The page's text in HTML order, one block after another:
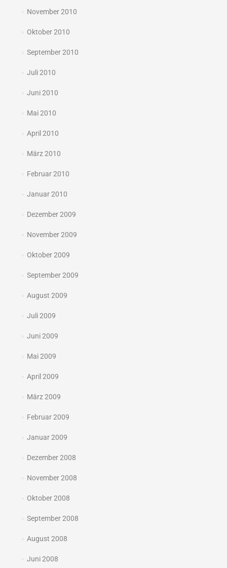
November 2010
Oktober 2010
September 2010
Juli 2010
Juni 2010
Mai 2010
April 2010
März 2010
Februar 2010
Januar 2010
Dezember 2009
November 2009
Oktober 2009
September 2009
August 2009
Juli 2009
Juni 2009
Mai 2009
April 2009
März 2009
Februar 2009
Januar 2009
Dezember 2008
November 2008
Oktober 2008
September 2008
August 2008
Juni 2008